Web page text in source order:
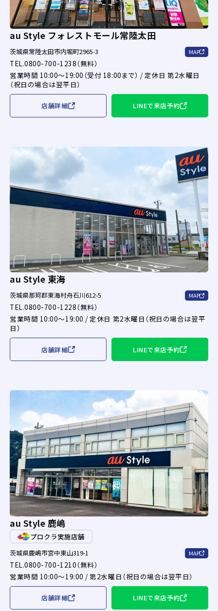
au Style フォレストモール常陸太田
茨城県常陸太田市内堀町2965-3 MAP
TEL.0800-700-1238（無料）
営業時間 10:00～19:00（受付 18:00まで） / 定休日 第2水曜日
（祝日の場合は翌平日）
店舗詳細 LINEで来店予約
au Style 東海
茨城県那珂郡東海村舟石川612-5 MAP
TEL.0800-700-1228（無料）
営業時間 10:00～19:00 / 定休日 第2水曜日（祝日の場合は翌平
日）
店舗詳細 LINEで来店予約
au Style 鹿嶋
プロクラ実施店舗
茨城県鹿嶋市宮中東山319-1 MAP
TEL.0800-700-1210（無料）
営業時間 10:00～19:00 / 第2水曜日（祝日の場合は翌平日）
店舗詳細 LINEで来店予約